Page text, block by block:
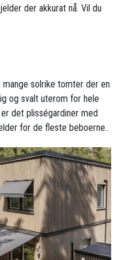
der akkurat nå. Vil du
solrike tomter der en
og svalt uterom for hele
det plisségardiner med
for de fleste beboerne..